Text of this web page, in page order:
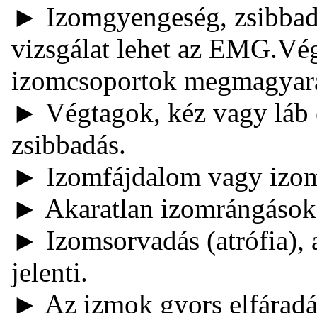
► Izomgyengeség,
vizsgálat lehet az
izomcsoportok
► Végtagok, kéz vagy láb
zsibbadás.
► Izomfájdalom vagy
► Akaratlan
► Izomsorvadás (atrófia),
jelenti.
► Az izmok gyors